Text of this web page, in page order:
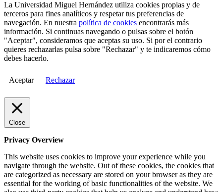
La Universidad Miguel Hernández utiliza cookies propias y de
terceros para fines analíticos y respetar tus preferencias de
navegación. En nuestra política de cookies encontrarás más
información. Si continuas navegando o pulsas sobre el botón
"Aceptar", consideramos que aceptas su uso. Si por el contrario
quieres rechazarlas pulsa sobre "Rechazar" y te indicaremos cómo
debes hacerlo.
Aceptar Rechazar
Close
Privacy Overview
This website uses cookies to improve your experience while you
navigate through the website. Out of these cookies, the cookies that
are categorized as necessary are stored on your browser as they are
essential for the working of basic functionalities of the website. We